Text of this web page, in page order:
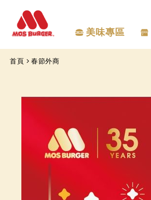
美味專區
首頁 春節外商